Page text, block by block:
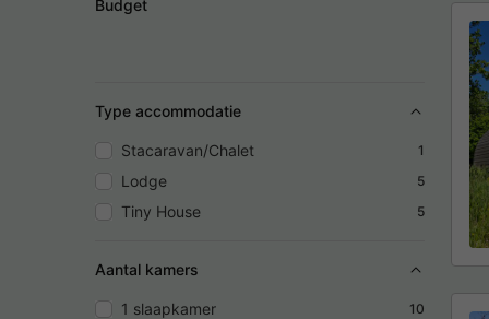
Budget
Type accommodatie
Stacaravan/Chalet 1
Lodge 5
Tiny House 5
Aantal kamers
1 slaapkamer 10